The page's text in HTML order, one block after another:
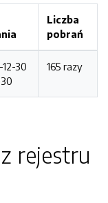
Liczba
pobrań
30
165 razy
rejestru